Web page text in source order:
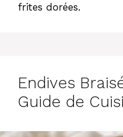
frites dorées.
Endives
Guide de